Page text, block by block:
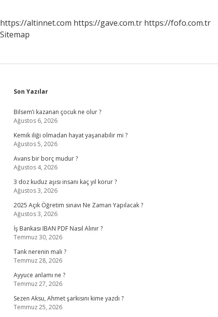
https://altinnet.com https://gave.com.tr https://fofo.com.tr
Sitemap
Sidebar
Son Yazılar
Bilsem’i kazanan çocuk ne olur ?
Ağustos 6, 2026
Kemik iliği olmadan hayat yaşanabilir mi ?
Ağustos 5, 2026
Avans bir borç mudur ?
Ağustos 4, 2026
3 doz kuduz aşısı insanı kaç yıl korur ?
Ağustos 3, 2026
2025 Açık Öğretim sınavı Ne Zaman Yapılacak ?
Ağustos 3, 2026
İş Bankası IBAN PDF Nasıl Alınır ?
Temmuz 30, 2026
Tank nerenin malı ?
Temmuz 28, 2026
Ayyuce anlamı ne ?
Temmuz 27, 2026
Sezen Aksu, Ahmet şarkısını kime yazdı ?
Temmuz 25, 2026